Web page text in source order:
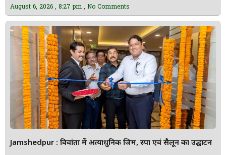
August 6, 2026 8:27 pm No Comments
Jamshedpur : विवांता में अत्याधुनिक जिम, स्पा एवं सैलून का उद्घाटन